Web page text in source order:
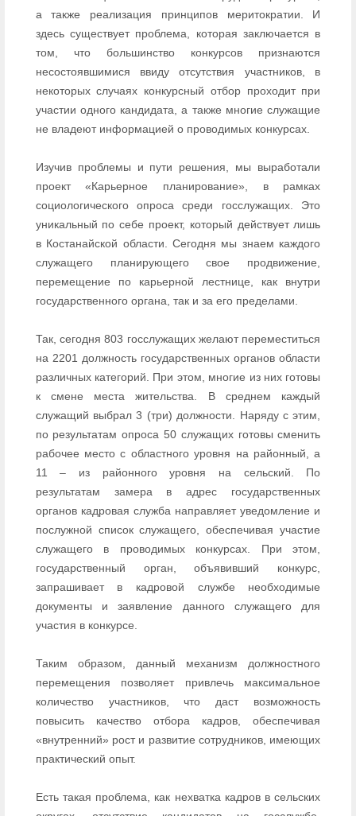
а также реализация принципов меритократии. И
здесь существует проблема, которая заключается в
том, что большинство конкурсов признаются
несостоявшимися ввиду отсутствия участников, в
некоторых случаях конкурсный отбор проходит при
участии одного кандидата, а также многие служащие
не владеют информацией о проводимых конкурсах.
Изучив проблемы и пути решения, мы выработали
проект «Карьерное планирование», в рамках
социологического опроса среди госслужащих. Это
уникальный по себе проект, который действует лишь
в Костанайской области. Сегодня мы знаем каждого
служащего планирующего свое продвижение,
перемещение по карьерной лестнице, как внутри
государственного органа, так и за его пределами.
Так, сегодня 803 госслужащих желают переместиться
на 2201 должность государственных органов области
различных категорий. При этом, многие из них готовы
к смене места жительства. В среднем каждый
служащий выбрал 3 (три) должности. Наряду с этим,
по результатам опроса 50 служащих готовы сменить
рабочее место с областного уровня на районный, а
11 – из районного уровня на сельский. По
результатам замера в адрес государственных
органов кадровая служба направляет уведомление и
послужной список служащего, обеспечивая участие
служащего в проводимых конкурсах. При этом,
государственный орган, объявивший конкурс,
запрашивает в кадровой службе необходимые
документы и заявление данного служащего для
участия в конкурсе.
Таким образом, данный механизм должностного
перемещения позволяет привлечь максимальное
количество участников, что даст возможность
повысить качество отбора кадров, обеспечивая
«внутренний» рост и развитие сотрудников, имеющих
практический опыт.
Есть такая проблема, как нехватка кадров в сельских